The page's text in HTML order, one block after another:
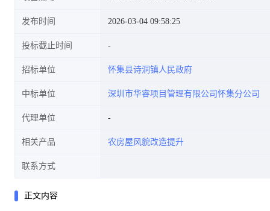
公告
发布时间 2026-03-04 09:58:25
投标截止时间
招标单位 怀集县诗洞镇人民政府
中标单位 深圳市华睿项目管理有限公司怀集分公司
代理单位
相关产品 农房屋风貌改造提升
联系方式
正文内容